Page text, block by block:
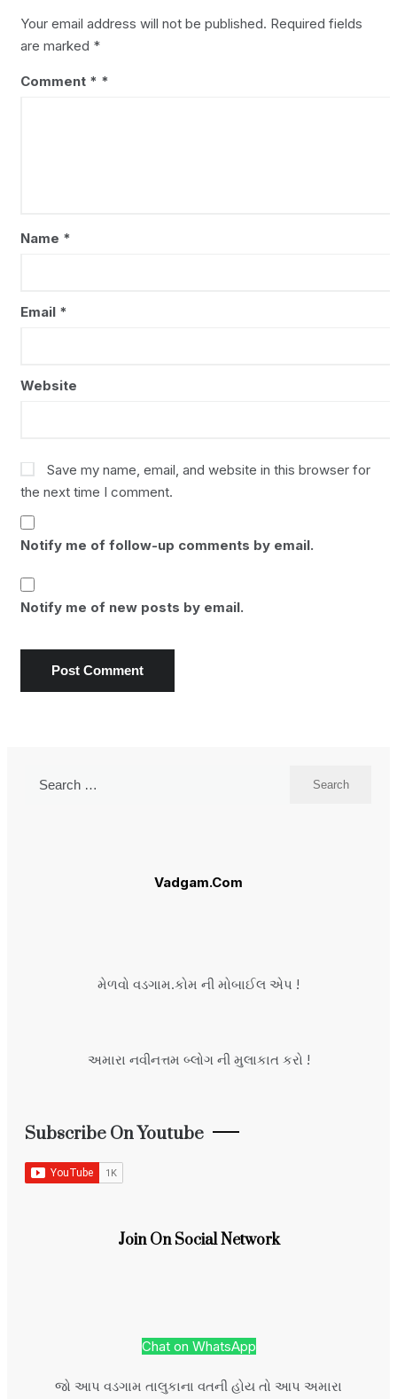
Your email address will not be published. Required fields
are marked *
Comment *
Name *
Email *
Website
Save my name, email, and website in this browser for
the next time I comment.
Notify me of follow-up comments by email.
Notify me of new posts by email.
Vadgam.Com
મેળવો વડગામ.કોમ ની મોબાઈલ એપ !
અમારા નવીનત્તમ બ્લોગ ની મુલાકાત કરો !
Subscribe On Youtube
Join On Social Network
Chat on WhatsApp
જો આપ વડગામ તાલુકાના વતની હોય તો આપ અમારા